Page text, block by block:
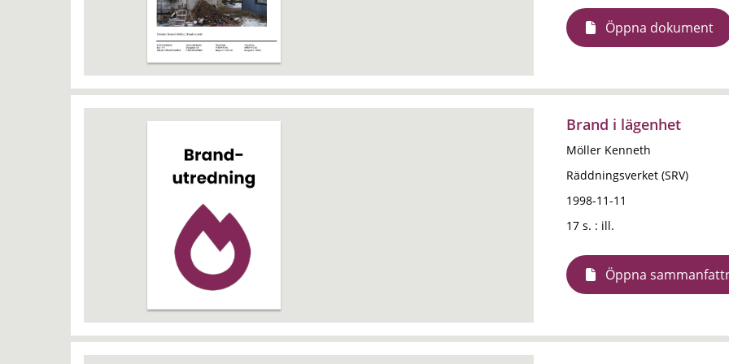
Öppna dokument
Brand i lägenhet
Möller Kenneth
Räddningsverket (SRV)
1998-11-11
17 s. : ill.
Öppna